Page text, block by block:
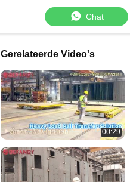
Chat
Gerelateerde Video's
00:29